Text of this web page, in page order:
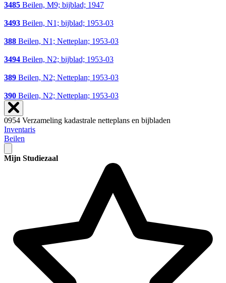
3485 Beilen, M9; bijblad; 1947
3493 Beilen, N1; bijblad; 1953-03
388 Beilen, N1; Netteplan; 1953-03
3494 Beilen, N2; bijblad; 1953-03
389 Beilen, N2; Netteplan; 1953-03
390 Beilen, N2; Netteplan; 1953-03
0954 Verzameling kadastrale netteplans en bijbladen
Inventaris
Beilen
Mijn Studiezaal